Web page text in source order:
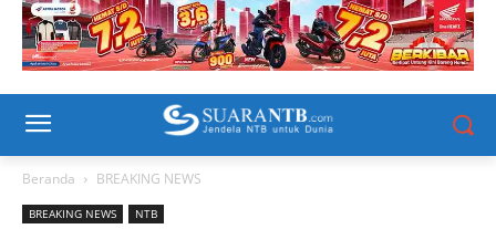
Beranda BREAKING NEWS
BREAKING NEWS NTB